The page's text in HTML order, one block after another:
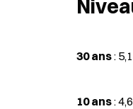
30 ans :
10 ans :